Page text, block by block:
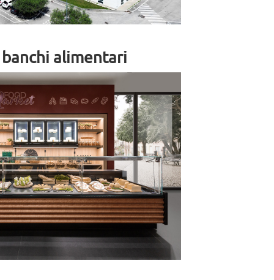
alimentari